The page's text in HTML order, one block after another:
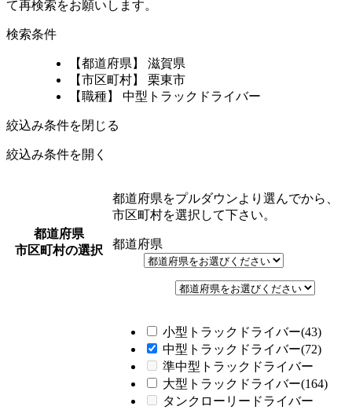
て再検索をお願いします。
検索条件
【都道府県】 滋賀県
【市区町村】 栗東市
【職種】 中型トラックドライバー
絞込み条件を閉じる
絞込み条件を開く
都道府県
市区町村の選択
都道府県をプルダウンより選んでから、
市区町村を選択して下さい。
都道府県
小型トラックドライバー(43)
中型トラックドライバー(72)
準中型トラックドライバー
大型トラックドライバー(164)
タンクローリードライバー